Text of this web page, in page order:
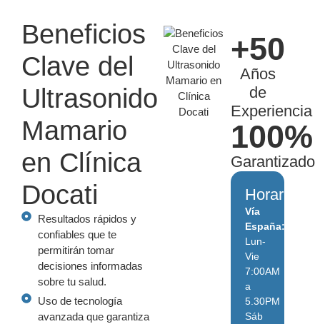
Beneficios
Clave del
Ultrasonido
Mamario
en Clínica
Docati
Resultados rápidos y
confiables que te
permitirán tomar
decisiones informadas
sobre tu salud.
Uso de tecnología
avanzada que garantiza
+50
Años
de
Experiencia
100%
Garantizado
Horarios:
Vía
España:
Lun-
Vie
7:00AM
a
5.30PM
Sáb